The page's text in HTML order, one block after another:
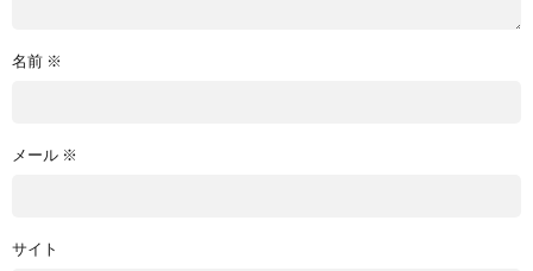
名前 ※
メール ※
サイト